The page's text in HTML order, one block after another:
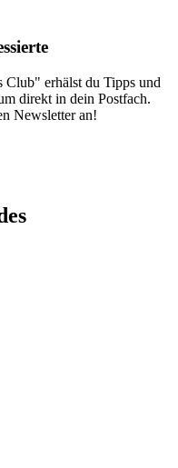
erhälst du Tipps und
direkt in dein Postfach.
Newsletter an!